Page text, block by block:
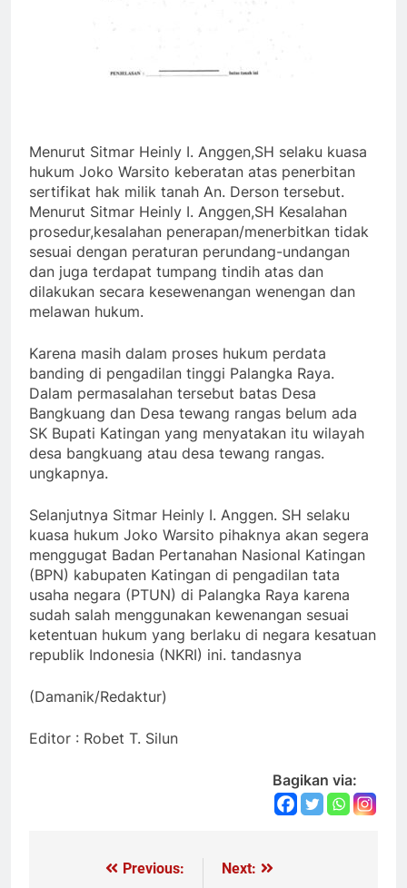
Menurut Sitmar Heinly I. Anggen,SH selaku kuasa
hukum Joko Warsito keberatan atas penerbitan
sertifikat hak milik tanah An. Derson tersebut.
Menurut Sitmar Heinly I. Anggen,SH Kesalahan
prosedur,kesalahan penerapan/menerbitkan tidak
sesuai dengan peraturan perundang-undangan
dan juga terdapat tumpang tindih atas dan
dilakukan secara kesewenangan wenengan dan
melawan hukum.
Karena masih dalam proses hukum perdata
banding di pengadilan tinggi Palangka Raya.
Dalam permasalahan tersebut batas Desa
Bangkuang dan Desa tewang rangas belum ada
SK Bupati Katingan yang menyatakan itu wilayah
desa bangkuang atau desa tewang rangas.
ungkapnya.
Selanjutnya Sitmar Heinly I. Anggen. SH selaku
kuasa hukum Joko Warsito pihaknya akan segera
menggugat Badan Pertanahan Nasional Katingan
(BPN) kabupaten Katingan di pengadilan tata
usaha negara (PTUN) di Palangka Raya karena
sudah salah menggunakan kewenangan sesuai
ketentuan hukum yang berlaku di negara kesatuan
republik Indonesia (NKRI) ini. tandasnya
(Damanik/Redaktur)
Editor : Robet T. Silun
Bagikan via:
NavigasiPrevious:
Next: